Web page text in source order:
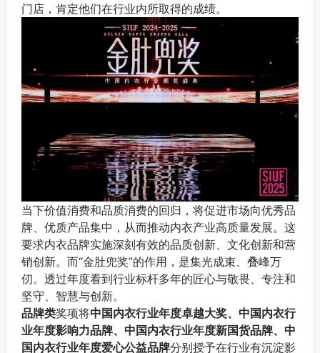
门店，肯定他们在行业内所取得的成绩。
当下价值消费和品质消费的回归，将促进市场向优秀品
牌、优质产品集中，从而推动内衣产业高质量发展。这
要求内衣品牌实施深刻有效的品质创新、文化创新和营
销创新。而“金肚兜奖”的作用，是集光成束、叠峰万
仞。透过年度看到行业标杆多年的匠心与敬畏、专注和
坚守、智慧与创新。
品牌类奖项将中国内衣行业年度卓越大奖、中国内衣行
业年度影响力品牌、中国内衣行业年度新国货品牌、中
国内衣行业年度爱心公益品牌分别授予在行业有沉淀影